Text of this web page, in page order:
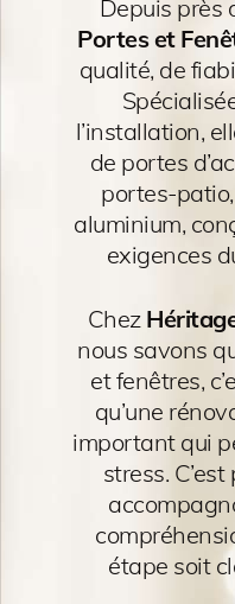
Depuis près
Portes et
qualité, de
l’installation,
de portes
portes-
aluminium,
exigences
Chez
nous savons
et fenêtres,
qu’une
important qui
stress.
étape soit